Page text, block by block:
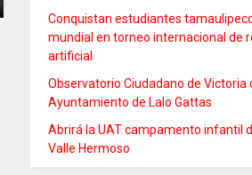
Conquistan estudiantes
mundial en torneo internacional de
artificial
Observatorio Ciudadano de Victoria
Ayuntamiento de Lalo Gattas
Abrirá la UAT campamento infantil
Valle Hermoso